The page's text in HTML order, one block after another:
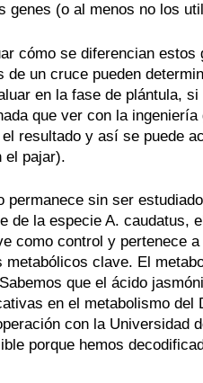
genes (o al menos no los
cómo se diferencian
un cruce pueden
en la fase de plántula,
que ver con la
resultado y así se puede
el pajar).
permanece sin ser
de la especie A.
como control y pertenece
clave. El
que el ácido
en el metabolismo
con la Universidad
porque hemos